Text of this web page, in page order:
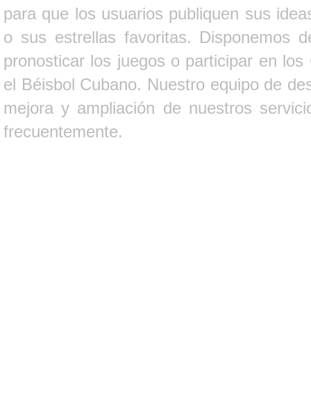
para que los usuarios publiquen sus
o sus estrellas favoritas. Disponemos
pronosticar los juegos o participar en
el Béisbol Cubano. Nuestro equipo de
mejora y ampliación de nuestros
frecuentemente.